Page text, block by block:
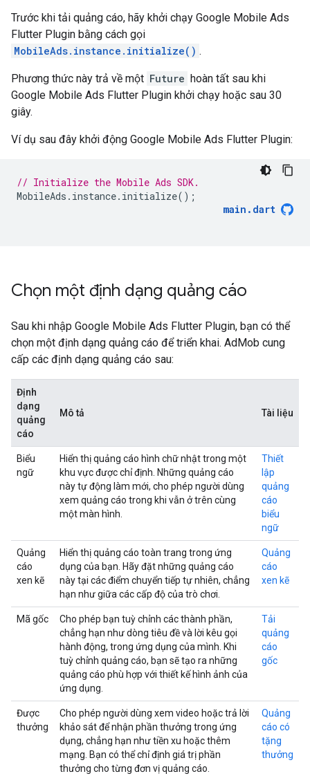
Trước khi tải quảng cáo, hãy khởi chạy Google Mobile Ads
Flutter Plugin bằng cách gọi
MobileAds.instance.initialize() .
Phương thức này trả về một Future hoàn tất sau khi
Google Mobile Ads Flutter Plugin khởi chạy hoặc sau 30
giây.
Ví dụ sau đây khởi động Google Mobile Ads Flutter Plugin:
// Initialize the Mobile Ads SDK.
MobileAds . instance. initialize();
main . dart
Chọn một định dạng quảng cáo
Sau khi nhập Google Mobile Ads Flutter Plugin, bạn có thể
chọn một định dạng quảng cáo để triển khai. AdMob cung
cấp các định dạng quảng cáo sau:
Định
dạng
quảng
cáo
Mô tả Tài liệu
Biểu
ngữ
Hiển thị quảng cáo hình chữ nhật trong một
khu vực được chỉ định. Những quảng cáo
này tự động làm mới, cho phép người dùng
xem quảng cáo trong khi vẫn ở trên cùng
một màn hình.
Thiết
lập
quảng
cáo
biểu
ngữ
Quảng
cáo
xen kẽ
Hiển thị quảng cáo toàn trang trong ứng
dụng của bạn. Hãy đặt những quảng cáo
này tại các điểm chuyển tiếp tự nhiên, chẳng
hạn như giữa các cấp độ của trò chơi.
Quảng
cáo
xen kẽ
Mã gốc
Cho phép bạn tuỳ chỉnh các thành phần,
chẳng hạn như dòng tiêu đề và lời kêu gọi
hành động, trong ứng dụng của mình. Khi
tuỳ chỉnh quảng cáo, bạn sẽ tạo ra những
quảng cáo phù hợp với thiết kế hình ảnh của
ứng dụng.
Tải
quảng
cáo
gốc
Được
thưởng
Cho phép người dùng xem video hoặc trả lời
khảo sát để nhận phần thưởng trong ứng
dụng, chẳng hạn như tiền xu hoặc thêm
mạng. Bạn có thể chỉ định giá trị phần
thưởng cho từng đơn vị quảng cáo.
Quảng
cáo có
tặng
thưởng